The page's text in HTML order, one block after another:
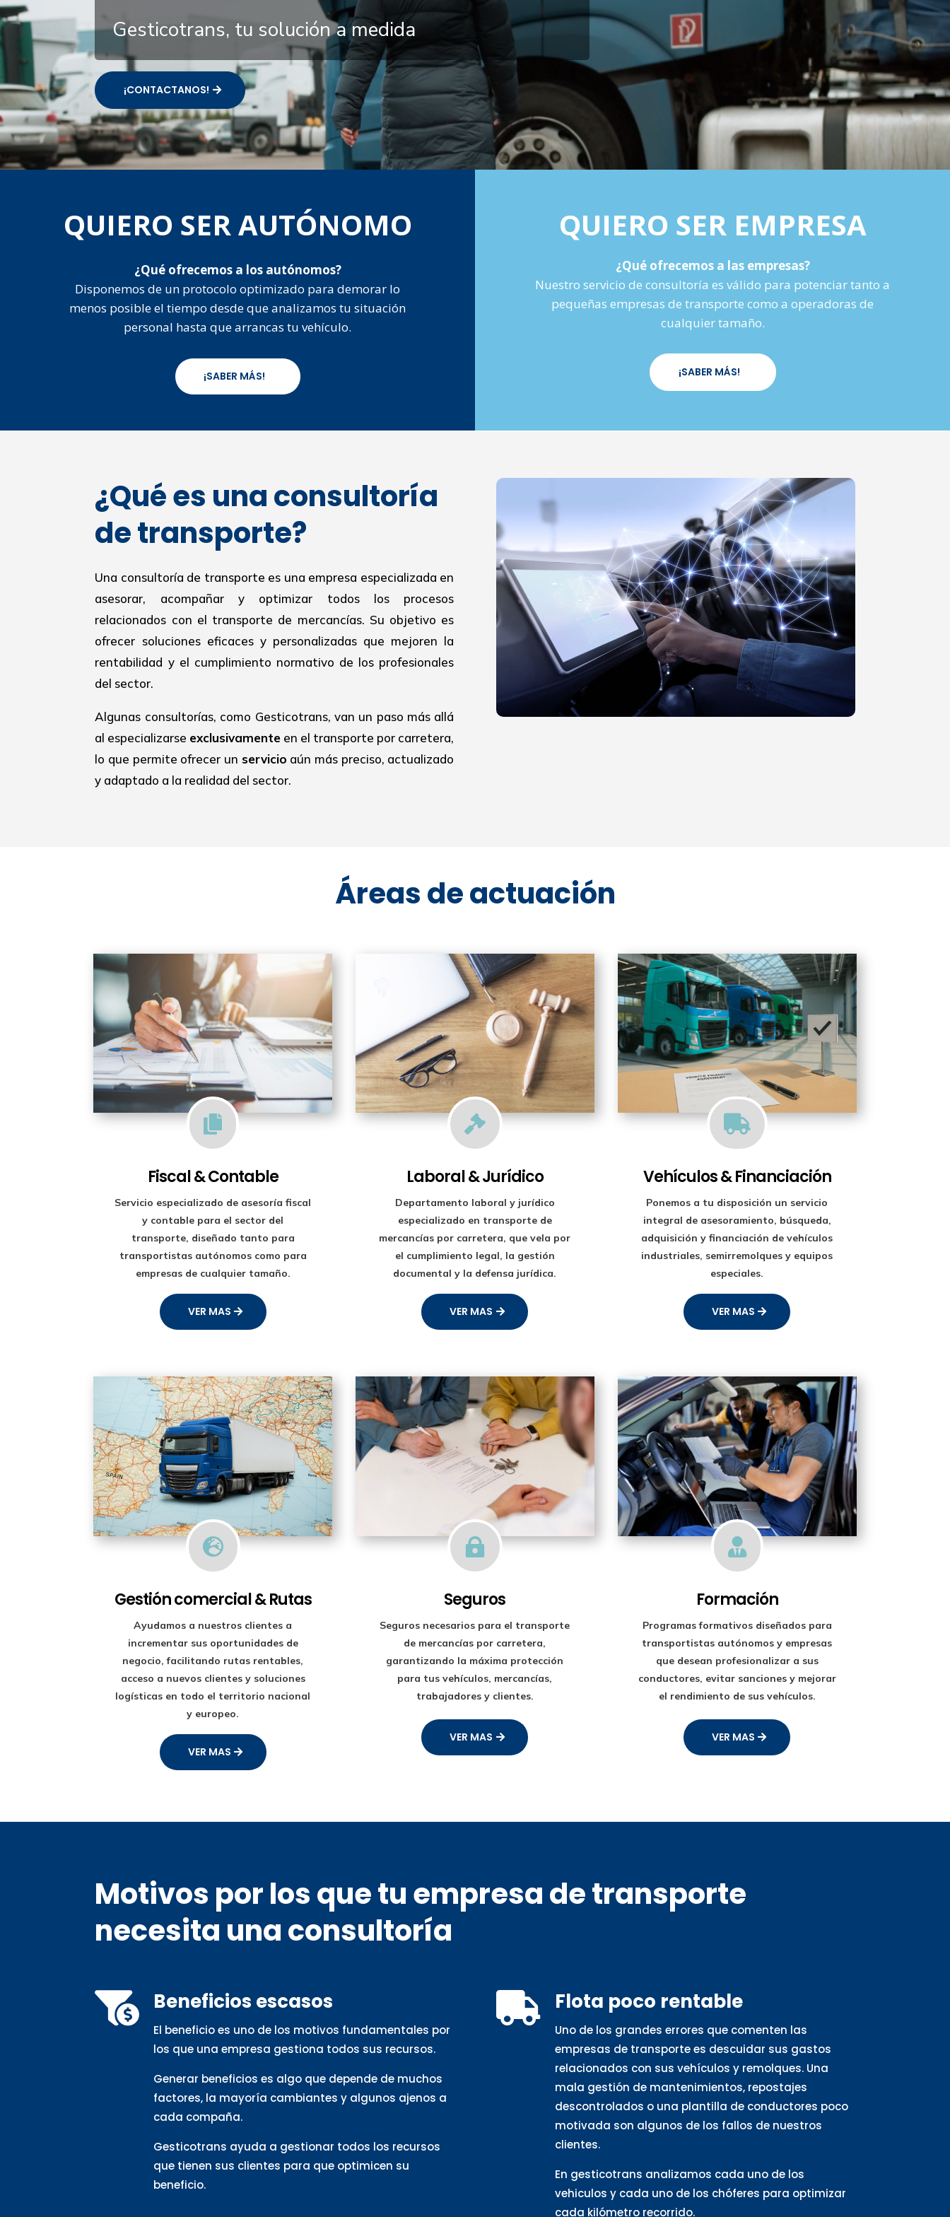
Gesticotrans, tu solución a medida
¡CONTACTANOS!
QUIERO SER AUTÓNOMO
¿Qué ofrecemos a los autónomos?
Disponemos de un protocolo optimizado para demorar lo
menos posible el tiempo desde que analizamos tu situación
personal hasta que arrancas tu vehículo.
¡SABER MÁS!
QUIERO SER EMPRESA
¿Qué ofrecemos a las empresas?
Nuestro servicio de consultoría es válido para potenciar tanto a
pequeñas empresas de transporte como a operadoras de
cualquier tamaño.
¡SABER MÁS!
¿Qué es una consultoría
de transporte?
Una consultoría de transporte es una empresa especializada en
asesorar, acompañar y optimizar todos los procesos
relacionados con el transporte de mercancías. Su objetivo es
ofrecer soluciones eficaces y personalizadas que mejoren la
rentabilidad y el cumplimiento normativo de los profesionales
del sector.
Algunas consultorías, como Gesticotrans, van un paso más allá
al especializarse exclusivamente en el transporte por carretera,
lo que permite ofrecer un servicio aún más preciso, actualizado
y adaptado a la realidad del sector.
Áreas de actuación

Fiscal & Contable
Servicio especializado de asesoría fiscal
y contable para el sector del
transporte, diseñado tanto para
transportistas autónomos como para
empresas de cualquier tamaño.
VER MAS

Laboral & Jurídico
Departamento laboral y jurídico
especializado en transporte de
mercancías por carretera, que vela por
el cumplimiento legal, la gestión
documental y la defensa jurídica.
VER MAS

Vehículos & Financiación
Ponemos a tu disposición un servicio
integral de asesoramiento, búsqueda,
adquisición y financiación de vehículos
industriales, semirremolques y equipos
especiales.
VER MAS

Gestión comercial & Rutas
Ayudamos a nuestros clientes a
incrementar sus oportunidades de
negocio, facilitando rutas rentables,
acceso a nuevos clientes y soluciones
logísticas en todo el territorio nacional
y europeo.
VER MAS

Seguros
Seguros necesarios para el transporte
de mercancías por carretera,
garantizando la máxima protección
para tus vehículos, mercancías,
trabajadores y clientes.
VER MAS

Formación
Programas formativos diseñados para
transportistas autónomos y empresas
que desean profesionalizar a sus
conductores, evitar sanciones y mejorar
el rendimiento de sus vehículos.
VER MAS
Motivos por los que tu empresa de transporte
necesita una consultoría
 Beneficios escasos
El beneficio es uno de los motivos fundamentales por
los que una empresa gestiona todos sus recursos.
Generar beneficios es algo que depende de muchos
factores, la mayoría cambiantes y algunos ajenos a
cada compaña.
Gesticotrans ayuda a gestionar todos los recursos
que tienen sus clientes para que optimicen su
beneficio.
 Flota poco rentable
Uno de los grandes errores que comenten las
empresas de transporte es descuidar sus gastos
relacionados con sus vehículos y remolques. Una
mala gestión de mantenimientos, repostajes
descontrolados o una plantilla de conductores poco
motivada son algunos de los fallos de nuestros
clientes.
En gesticotrans analizamos cada uno de los
vehiculos y cada uno de los chóferes para optimizar
cada kilómetro recorrido.